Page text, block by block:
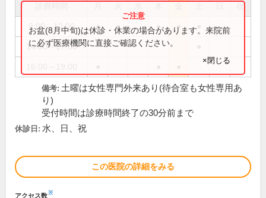
祝
9:00～12:00 ● ● ● ●
14:00～17:00
お盆(8月中旬)は休診・休業の場合があります。来院前
に必ず医療機関に直接ご確認ください。
×閉じる
備考: 土曜は女性専門外来あり(待合室も女性専用あ
り)
受付時間は診療時間終了の30分前まで
休診日: 水、日、祝
この医院の詳細をみる
アクセス数※